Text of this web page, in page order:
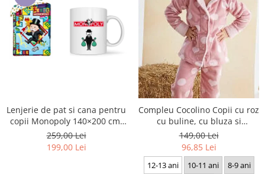
Lenjerie de pat si cana pentru
copii Monopoly 140×200 cm,
70×90 cm,100% bumbac,
HAX048736
259,00 Lei
199,00 Lei
Compleu Cocolino Copii cu roz
cu buline, cu bluza si
pantaloni, 6-13 ani,
PJM7_8255
149,00 Lei
96,85 Lei
12-13 ani 10-11 ani
8-9 ani